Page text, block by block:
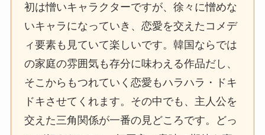
初は憎いキャラクターですが、徐々に憎めな
いキャラになっていき、恋愛を交えたコメデ
ィ要素も見ていて楽しいです。韓国ならでは
の家庭の雰囲気も存分に味わえる作品だし、
そこからもつれていく恋愛もハラハラ・ドキ
ドキさせてくれます。その中でも、主人公を
交えた三角関係が一番の見どころです。どっ